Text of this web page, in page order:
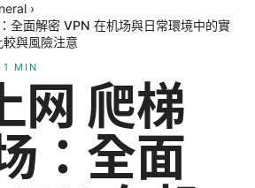
›
全面解密 VPN 在机场與日常環境中的實
與風險注意
1 MIN
网 爬梯
：全面